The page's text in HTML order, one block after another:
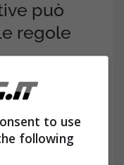
può
regole
to use
following